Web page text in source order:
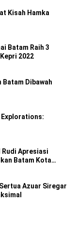
Kisah Hamka
Batam Raih 3
2022
Batam Dibawah
Explorations:
Rudi Apresiasi
Batam Kota
Azuar Siregar